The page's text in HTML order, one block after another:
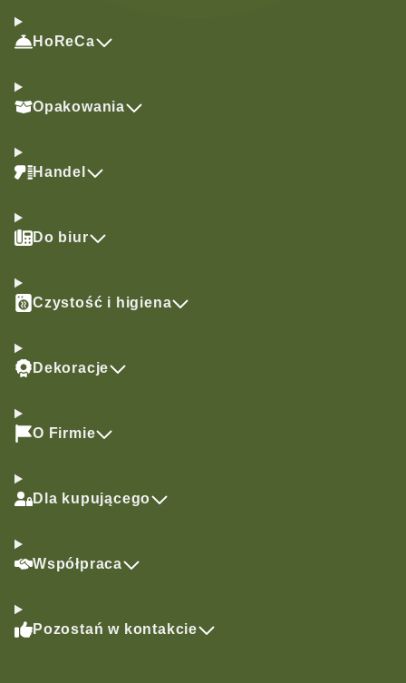
HoReCa
Opakowania
Handel
Do biur
Czystość i higiena
Dekoracje
O Firmie
Dla kupującego
Współpraca
Pozostań w kontakcie